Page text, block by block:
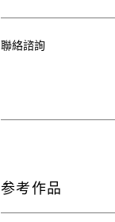
聯絡諮詢
参考作品